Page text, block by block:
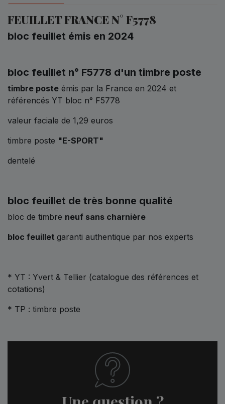
FEUILLET FRANCE N° F5778
bloc feuillet émis en 2024
bloc feuillet n° F5778 d'un timbre poste
timbre poste émis par la France en 2024 et
référencés YT bloc n° F5778
valeur faciale de 1,29 euros
timbre poste "E-SPORT"
dentelé
bloc feuillet de très bonne qualité
bloc de timbre neuf sans charnière
bloc feuillet garanti authentique par nos experts
* YT : Yvert & Tellier (catalogue des références et
cotations)
* TP : timbre poste